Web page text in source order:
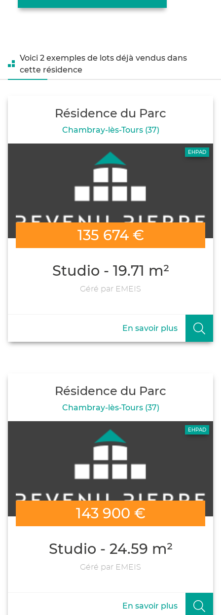
Voici 2 exemples de lots déjà vendus dans
cette résidence
Résidence du Parc
Chambray-lès-Tours (37)
EHPAD
135 674 €
Studio - 19.71 m²
Géré par EMEIS
En savoir plus
Résidence du Parc
Chambray-lès-Tours (37)
EHPAD
143 900 €
Studio - 24.59 m²
Géré par EMEIS
En savoir plus